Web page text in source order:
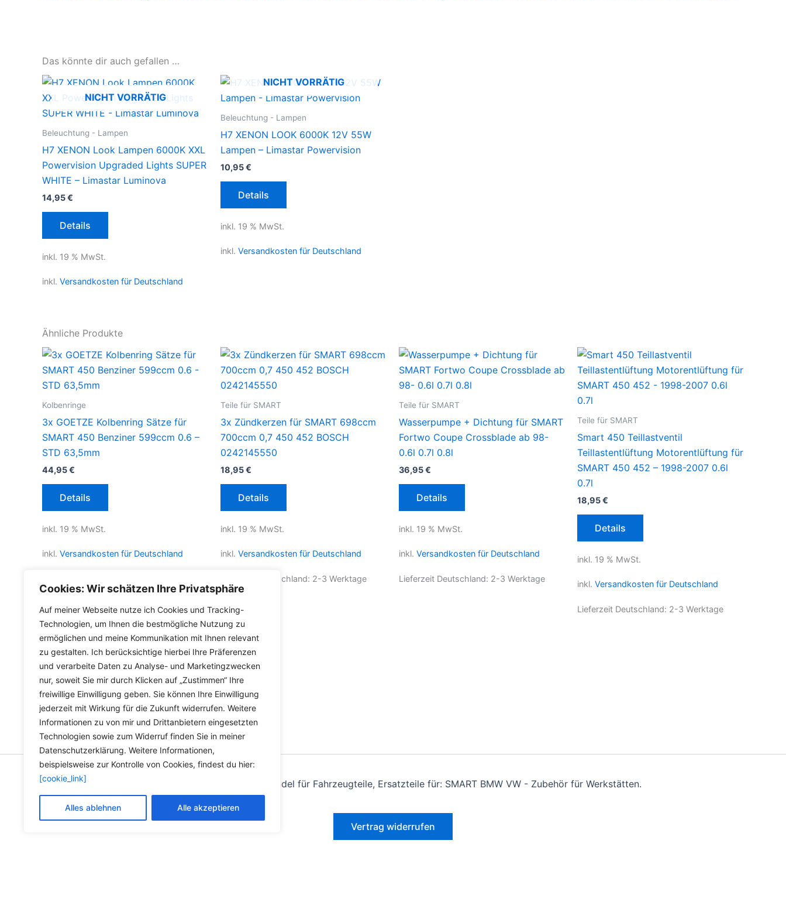
Cookies: Wir schätzen Ihre Privatsphäre
Auf meiner Webseite nutze ich Cookies und Tracking-
Technologien, um Ihnen die bestmögliche Nutzung zu
ermöglichen und meine Kommunikation mit Ihnen relevant
zu gestalten. Ich berücksichtige hierbei Ihre Präferenzen
und verarbeite Daten zu Analyse- und Marketingzwecken
nur, soweit Sie mir durch Klicken auf „Zustimmen“ Ihre
freiwillige Einwilligung geben. Sie können Ihre Einwilligung
jederzeit mit Wirkung für die Zukunft widerrufen. Weitere
Informationen zu von mir und Drittanbietern eingesetzten
Technologien sowie zum Widerruf finden Sie in meiner
Datenschutzerklärung. Weitere Informationen,
beispielsweise zur Kontrolle von Cookies, findest du hier:
[cookie_link]
Alles ablehnen Alle akzeptieren
Das könnte dir auch gefallen …
NICHT VORRÄTIG
Beleuchtung - Lampen
H7 XENON Look Lampen 6000K XXL
Powervision Upgraded Lights SUPER
WHITE – Limastar Luminova
14,95€
Details
inkl. 19 % MwSt.
inkl. Versandkosten für Deutschland
NICHT VORRÄTIG
Beleuchtung - Lampen
H7 XENON LOOK 6000K 12V 55W
Lampen – Limastar Powervision
10,95€
Details
inkl. 19 % MwSt.
inkl. Versandkosten für Deutschland
Ähnliche Produkte
Kolbenringe
3x GOETZE Kolbenring Sätze für
SMART 450 Benziner 599ccm 0.6 –
STD 63,5mm
44,95€
Details
inkl. 19 % MwSt.
inkl. Versandkosten für Deutschland
Teile für SMART
3x Zündkerzen für SMART 698ccm
700ccm 0,7 450 452 BOSCH
0242145550
18,95€
Details
inkl. 19 % MwSt.
inkl. Versandkosten für Deutschland
Lieferzeit Deutschland: 2-3 Werktage
Teile für SMART
Wasserpumpe + Dichtung für SMART
Fortwo Coupe Crossblade ab 98-
0.6l 0.7l 0.8l
36,95€
Details
inkl. 19 % MwSt.
inkl. Versandkosten für Deutschland
Lieferzeit Deutschland: 2-3 Werktage
Teile für SMART
Smart 450 Teillastventil
Teillastentlüftung Motorentlüftung für
SMART 450 452 – 1998-2007 0.6l
0.7l
18,95€
Details
inkl. 19 % MwSt.
inkl. Versandkosten für Deutschland
Lieferzeit Deutschland: 2-3 Werktage
Copyright © 2026 Versandhandel für Fahrzeugteile, Ersatzteile für: SMART BMW VW - Zubehör für Werkstätten.
Vertrag widerrufen